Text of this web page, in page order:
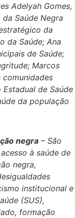
Adelyah Gomes,
Saúde Negra
da
da Saúde; Ana
de Saúde;
Marcos
de Saúde
da população
negra – São
à saúde de
negra,
institucional e
(SUS),
formação